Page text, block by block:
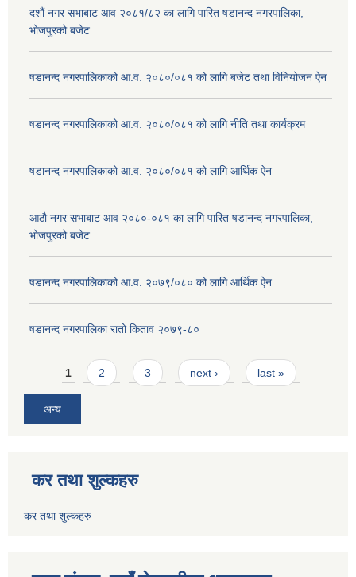
दशौं नगर सभाबाट आव २०८१/८२ का लागि पारित षडानन्द नगरपालिका,
भोजपुरको बजेट
षडानन्द नगरपालिकाको आ.व. २०८०/०८१ को लागि बजेट तथा विनियोजन ऐन
षडानन्द नगरपालिकाको आ.व. २०८०/०८१ को लागि नीति तथा कार्यक्रम
षडानन्द नगरपालिकाको आ.व. २०८०/०८१ को लागि आर्थिक ऐन
आठौ नगर सभाबाट आव २०८०-०८१ का लागि पारित षडानन्द नगरपालिका,
भोजपुरको बजेट
षडानन्द नगरपालिकाको आ.व. २०७९/०८० को लागि आर्थिक ऐन
षडानन्द नगरपालिका रातो किताव २०७९-८०
Pages
1 2 3 next › last »
अन्य
कर तथा शुल्कहरु
कर तथा शुल्कहरु